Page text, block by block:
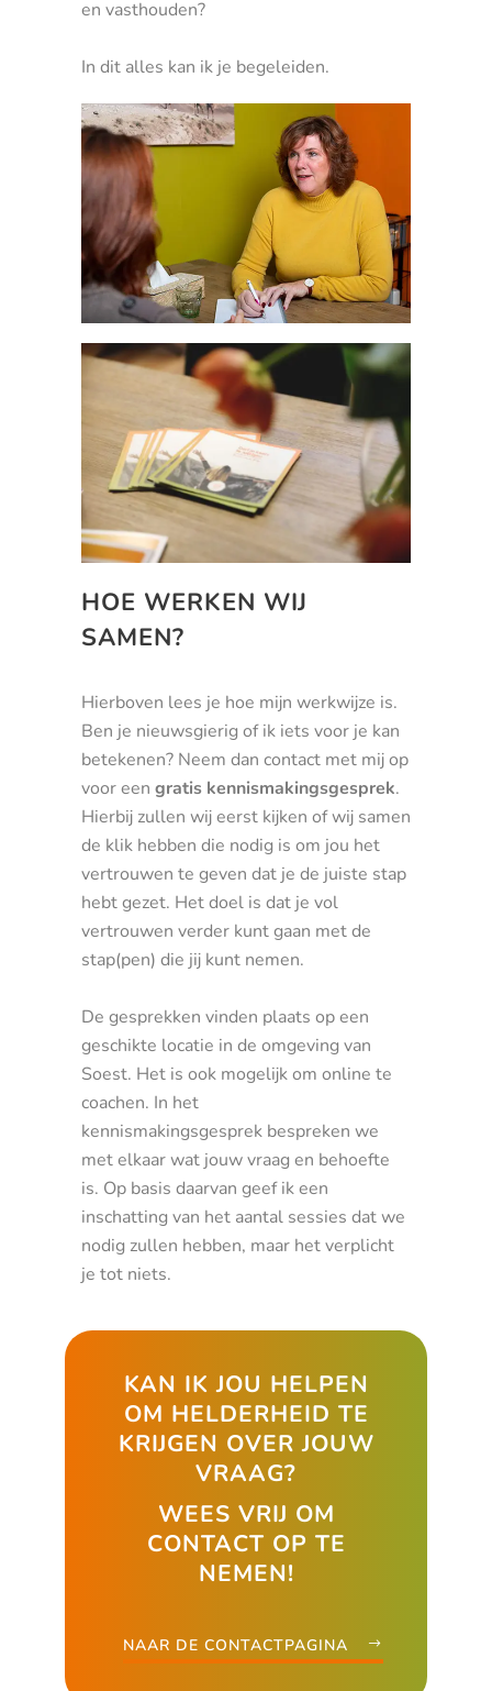
en vasthouden?
In dit alles kan ik je begeleiden.
HOE WERKEN WIJ
SAMEN?
Hierboven lees je hoe mijn werkwijze is.
Ben je nieuwsgierig of ik iets voor je kan
betekenen? Neem dan contact met mij op
voor een gratis kennismakingsgesprek.
Hierbij zullen wij eerst kijken of wij samen
de klik hebben die nodig is om jou het
vertrouwen te geven dat je de juiste stap
hebt gezet. Het doel is dat je vol
vertrouwen verder kunt gaan met de
stap(pen) die jij kunt nemen.
De gesprekken vinden plaats op een
geschikte locatie in de omgeving van
Soest. Het is ook mogelijk om online te
coachen. In het
kennismakingsgesprek bespreken we
met elkaar wat jouw vraag en behoefte
is. Op basis daarvan geef ik een
inschatting van het aantal sessies dat we
nodig zullen hebben, maar het verplicht
je tot niets.
KAN IK JOU HELPEN
OM HELDERHEID TE
KRIJGEN OVER JOUW
VRAAG?
WEES VRIJ OM
CONTACT OP TE
NEMEN!
NAAR DE CONTACTPAGINA